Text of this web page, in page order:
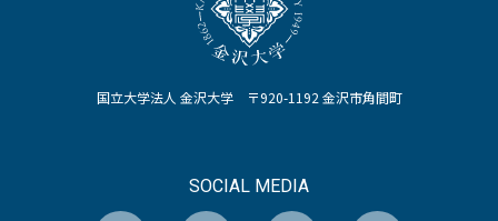
国立大学法人 金沢大学 〒920-1192 金沢市角間町
SOCIAL MEDIA